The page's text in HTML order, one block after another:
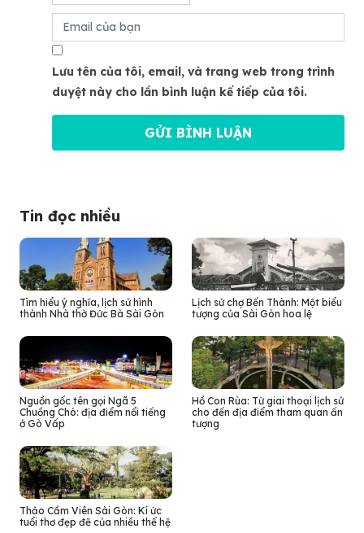
Lưu tên của tôi, email, và trang web trong trình
duyệt này cho lần bình luận kế tiếp của tôi.
Tin đọc nhiều
Tìm hiểu ý nghĩa, lịch sử hình
thành Nhà thờ Đức Bà Sài Gòn
Lịch sử chợ Bến Thành: Một biểu
tượng của Sài Gòn hoa lệ
Nguồn gốc tên gọi Ngã 5
Chuồng Chó: địa điểm nổi tiếng
ở Gò Vấp
Hồ Con Rùa: Từ giai thoại lịch sử
cho đến địa điểm tham quan ấn
tượng
Thảo Cầm Viên Sài Gòn: Kí ức
tuổi thơ đẹp đẽ của nhiều thế hệ